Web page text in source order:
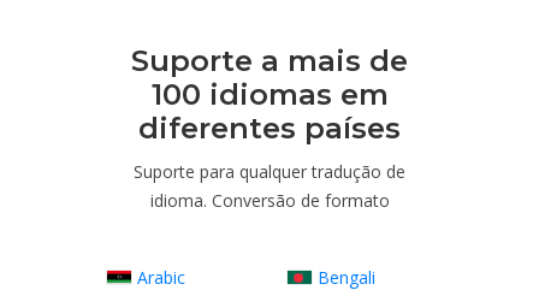
Suporte a mais de
100 idiomas em
diferentes países
Suporte para qualquer tradução de
idioma. Conversão de formato
Arabic
Bengali